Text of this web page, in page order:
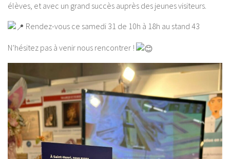
élèves, et avec un grand succès auprès des jeunes visiteurs.
Rendez-vous ce samedi 31 de 10h à 18h au stand 43
N’hésitez pas à venir nous rencontrer !